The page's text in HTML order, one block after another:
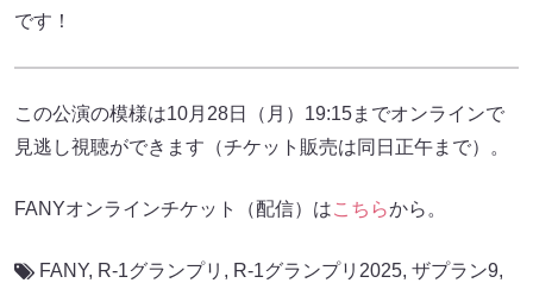
です！
この公演の模様は10月28日（月）19:15までオンラインで
見逃し視聴ができます（チケット販売は同日正午まで）。
FANYオンラインチケット（配信）はこちらから。
FANY, R-1グランプリ , R-1グランプリ2025, ザプラン9,